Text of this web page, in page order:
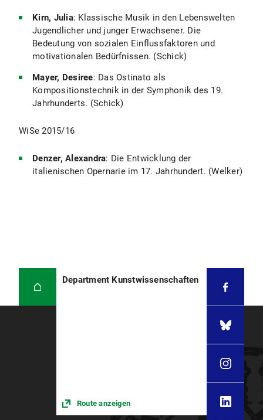
Kirn, Julia: Klassische Musik in den Lebenswelten
Jugendlicher und junger Erwachsener. Die
Bedeutung von sozialen Einflussfaktoren und
motivationalen Bedürfnissen. (Schick)
Mayer, Desiree: Das Ostinato als
Kompositionstechnik in der Symphonik des 19.
Jahrhunderts. (Schick)
WiSe 2015/16
Denzer, Alexandra: Die Entwicklung der
italienischen Opernarie im 17. Jahrhundert. (Welker)
Department Kunstwissenschaften
Route anzeigen